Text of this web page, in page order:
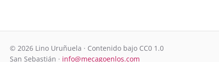
© 2026 Lino Uruñuela · Contenido bajo CC0 1.0
San Sebastián · info@mecagoenlos.com